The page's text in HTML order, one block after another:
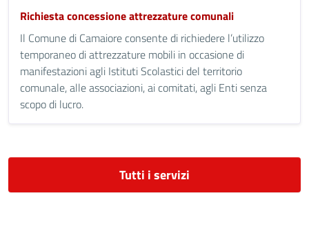
Richiesta concessione attrezzature comunali
Il Comune di Camaiore consente di richiedere l’utilizzo
temporaneo di attrezzature mobili in occasione di
manifestazioni agli Istituti Scolastici del territorio
comunale, alle associazioni, ai comitati, agli Enti senza
scopo di lucro.
Tutti i servizi